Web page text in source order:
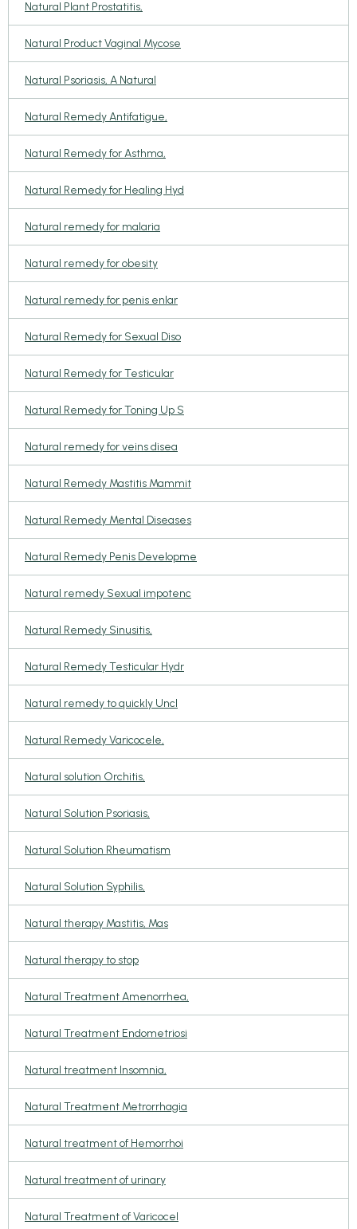
Natural Plant Prostatitis,
Natural Product Vaginal Mycose
Natural Psoriasis, A Natural
Natural Remedy Antifatigue,
Natural Remedy for Asthma,
Natural Remedy for Healing Hyd
Natural remedy for malaria
Natural remedy for obesity
Natural remedy for penis enlar
Natural Remedy for Sexual Diso
Natural Remedy for Testicular
Natural Remedy for Toning Up S
Natural remedy for veins disea
Natural Remedy Mastitis Mammit
Natural Remedy Mental Diseases
Natural Remedy Penis Developme
Natural remedy Sexual impotenc
Natural Remedy Sinusitis,
Natural Remedy Testicular Hydr
Natural remedy to quickly Uncl
Natural Remedy Varicocele,
Natural solution Orchitis,
Natural Solution Psoriasis,
Natural Solution Rheumatism
Natural Solution Syphilis,
Natural therapy Mastitis, Mas
Natural therapy to stop
Natural Treatment Amenorrhea,
Natural Treatment Endometriosi
Natural treatment Insomnia,
Natural Treatment Metrorrhagia
Natural treatment of Hemorrhoi
Natural treatment of urinary
Natural Treatment of Varicocel